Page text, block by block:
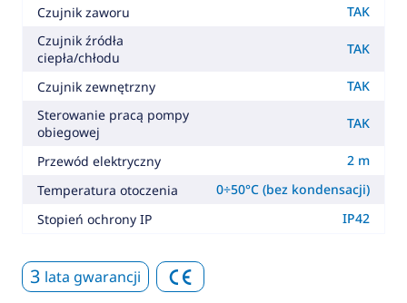
Czujnik zaworu
TAK
Czujnik źródła
ciepła/chłodu
TAK
Czujnik zewnętrzny
TAK
Sterowanie pracą pompy
obiegowej
TAK
Przewód elektryczny
2 m
Temperatura otoczenia
0÷50°C (bez kondensacji)
Stopień ochrony IP
IP42
3 lata gwarancji